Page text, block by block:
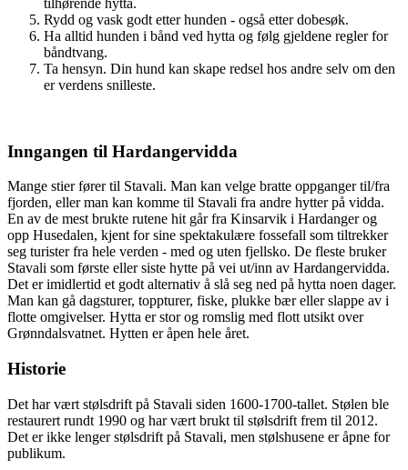
tilhørende hytta.
Rydd og vask godt etter hunden - også etter dobesøk.
Ha alltid hunden i bånd ved hytta og følg gjeldene regler for
båndtvang.
Ta hensyn. Din hund kan skape redsel hos andre selv om den
er verdens snilleste.
Inngangen til Hardangervidda
Mange stier fører til Stavali. Man kan velge bratte oppganger til/fra
fjorden, eller man kan komme til Stavali fra andre hytter på vidda.
En av de mest brukte rutene hit går fra Kinsarvik i Hardanger og
opp Husedalen, kjent for sine spektakulære fossefall som tiltrekker
seg turister fra hele verden - med og uten fjellsko. De fleste bruker
Stavali som første eller siste hytte på vei ut/inn av Hardangervidda.
Det er imidlertid et godt alternativ å slå seg ned på hytta noen dager.
Man kan gå dagsturer, toppturer, fiske, plukke bær eller slappe av i
flotte omgivelser. Hytta er stor og romslig med flott utsikt over
Grønndalsvatnet. Hytten er åpen hele året.
Historie
Det har vært stølsdrift på Stavali siden 1600-1700-tallet. Stølen ble
restaurert rundt 1990 og har vært brukt til stølsdrift frem til 2012.
Det er ikke lenger stølsdrift på Stavali, men stølshusene er åpne for
publikum.